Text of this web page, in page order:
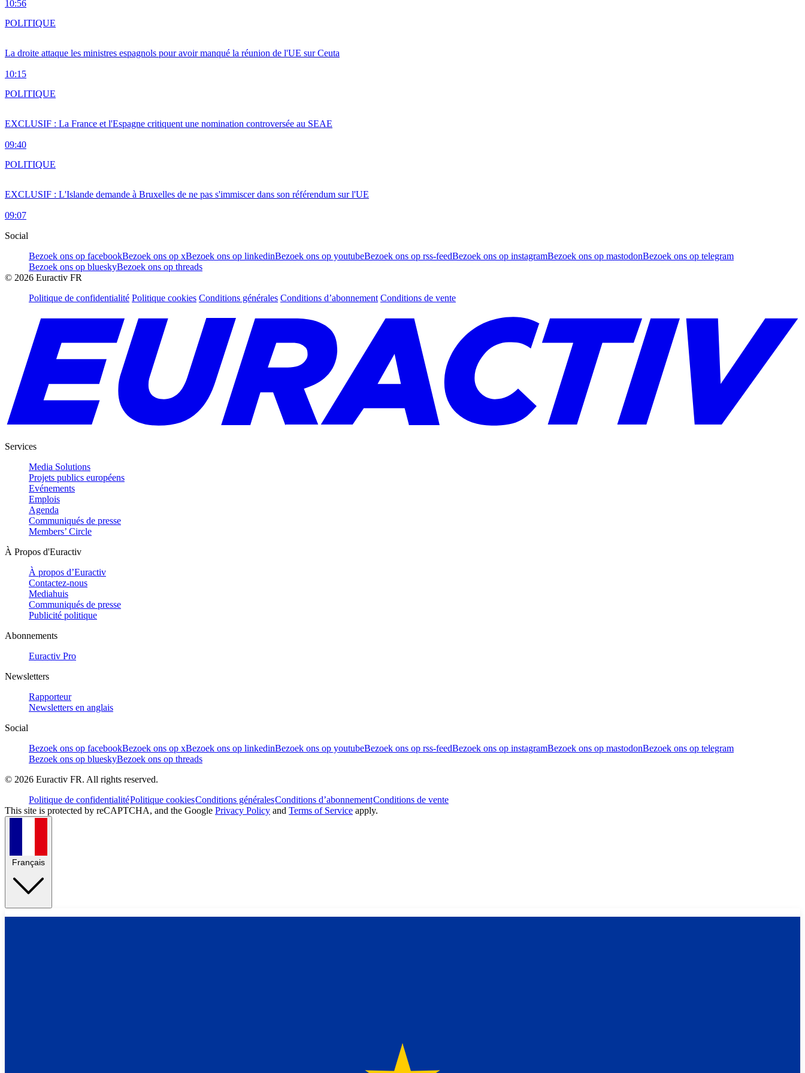
10:56
La droite attaque les ministres espagnols pour avoir manqué la réunion de l'UE sur Ceuta
10:15
POLITIQUE
EXCLUSIF : La France et l'Espagne critiquent une nomination controversée au SEAE
09:40
POLITIQUE
EXCLUSIF : L'Islande demande à Bruxelles de ne pas s'immiscer dans son référendum sur l'UE
09:07
POLITIQUE
Social
Bezoek ons op facebookBezoek ons op xBezoek ons op linkedinBezoek ons op youtubeBezoek ons op rss-feedBezoek ons op instagramBezoek ons op mastodonBezoek ons op telegram
Bezoek ons op blueskyBezoek ons op threads
© 2026 Euractiv FR
Politique de confidentialité Politique cookies Conditions générales Conditions d’abonnement Conditions de vente
Services
Media Solutions
Projets publics européens
Evénements
Emplois
Agenda
Communiqués de presse
Members’ Circle
À Propos d'Euractiv
À propos d’Euractiv
Contactez-nous
Mediahuis
Communiqués de presse
Publicité politique
Abonnements
Euractiv Pro
Newsletters
Rapporteur
Newsletters en anglais
Social
Bezoek ons op facebookBezoek ons op xBezoek ons op linkedinBezoek ons op youtubeBezoek ons op rss-feedBezoek ons op instagramBezoek ons op mastodonBezoek ons op telegram
Bezoek ons op blueskyBezoek ons op threads
© 2026 Euractiv FR. All rights reserved.
Politique de confidentialitéPolitique cookiesConditions généralesConditions d’abonnementConditions de vente
This site is protected by reCAPTCHA, and the Google Privacy Policy and Terms of Service apply.
Français